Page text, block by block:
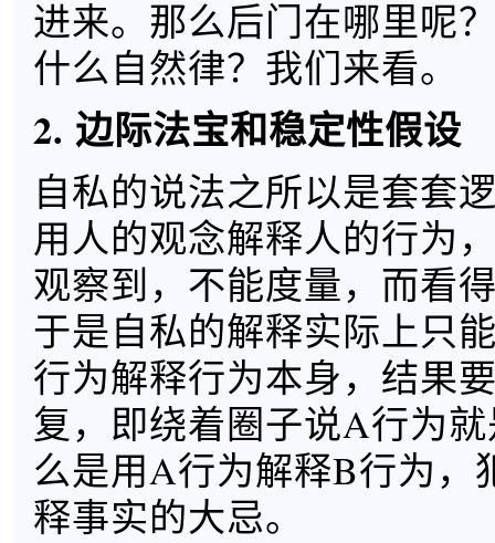
进来。那么后门在哪里呢
什么自然律？我们来看。
2. 边际法宝和稳定性假设
自私的说法之所以是套套
用人的观念解释人的行为
观察到，不能度量，而看
于是自私的解释实际上只
行为解释行为本身，结果
复，即绕着圈子说A行为
么是用A行为解释B行为，
释事实的大忌。